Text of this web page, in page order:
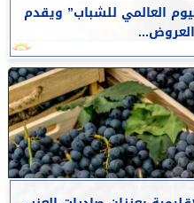
العالمي للشباب” ويقدم